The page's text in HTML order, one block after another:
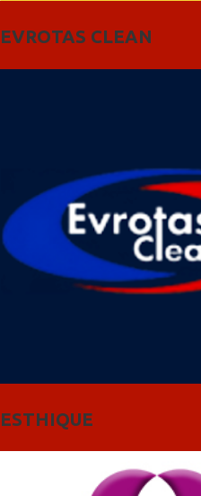
EVROTAS CLEAN
ESTHIQUE